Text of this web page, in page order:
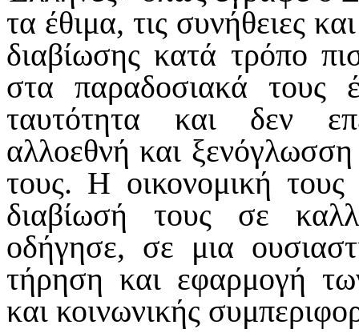
τα έθιμα, τις συνήθειες
διαβίωσης κατά τρόπο
στα παραδοσιακά τους
ταυτότητα και δεν
αλλοεθνή και ξενόγλωσση
τους. Η οικονομική
διαβίωσή τους σε
οδήγησε, σε μια
τήρηση και εφαρμογή
και κοινωνικής